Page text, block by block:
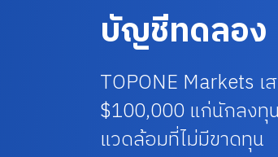
บัญชีทดลอง
TOPONE Markets
$100,000 แก่นักลงทุ
แวดล้อมที่ไม่มีขาดทุน